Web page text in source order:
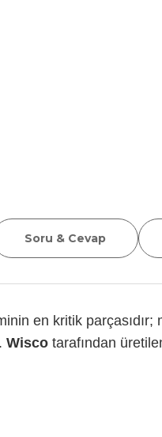
Soru & Cevap
en kritik parçasıdır;
Wisco tarafından